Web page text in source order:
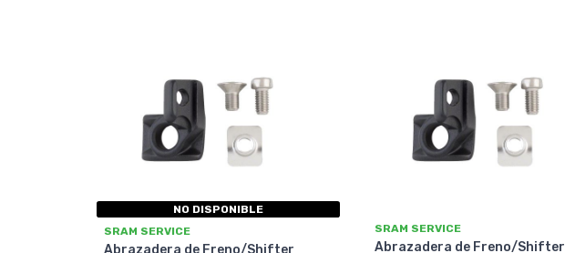
NO DISPONIBLE
SRAM SERVICE
SRAM SERVICE
Abrazadera de Freno/Shifter